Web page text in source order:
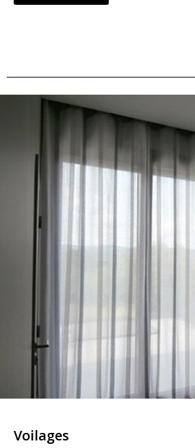
Voilages